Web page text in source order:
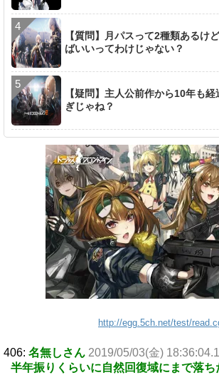
【質問】月パスって2種類あるけ
ばいいってわけじゃない？
【疑問】主人公前作から10年も
ぎじゃね？
http://egg.5ch.net/test/
406: 名無しさん 2019/05/03(金)
半年振りくらいに自然回復域にまで落ち